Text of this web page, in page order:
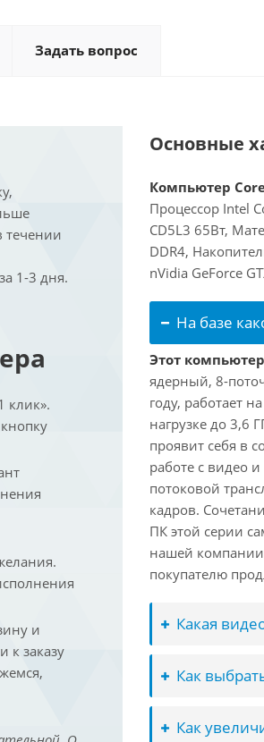
Задать вопрос
течении
1-3 дня.
клик».
и
к заказу
Основные
Компьютер Core
Процессор Intel
CD5L3 65Вт,
DDR4,
nVidia GeForce
На базе
Этот
ядерный, 8-
году, работает
нагрузке до 3,6
проявит себя в
работе с видео
потоковой
кадров.
ПК этой серии
нашей компании
покупателю
Какая
Как
Как